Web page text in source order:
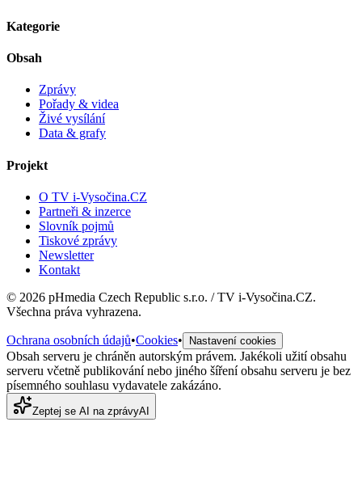
Kategorie
Obsah
Zprávy
Pořady & videa
Živé vysílání
Data & grafy
Projekt
O TV i-Vysočina.CZ
Partneři & inzerce
Slovník pojmů
Tiskové zprávy
Newsletter
Kontakt
© 2026 pHmedia Czech Republic s.r.o. / TV i-Vysočina.CZ.
Všechna práva vyhrazena.
Ochrana osobních údajů•Cookies• Nastavení cookies
Obsah serveru je chráněn autorským právem. Jakékoli užití obsahu
serveru včetně publikování nebo jiného šíření obsahu serveru je bez
písemného souhlasu vydavatele zakázáno.
Zeptej se AI na zprávyAI